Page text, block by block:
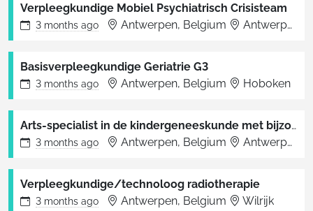
Verpleegkundige Mobiel Psychiatrisch Crisisteam
3 months ago Antwerpen, Belgium Antwerpen
Basisverpleegkundige Geriatrie G3
3 months ago Antwerpen, Belgium Hoboken
Arts-specialist in de kindergeneeskunde met bijzondere interesse voor High Care
3 months ago Antwerpen, Belgium Antwerpen
Verpleegkundige/technoloog radiotherapie
3 months ago Antwerpen, Belgium Wilrijk